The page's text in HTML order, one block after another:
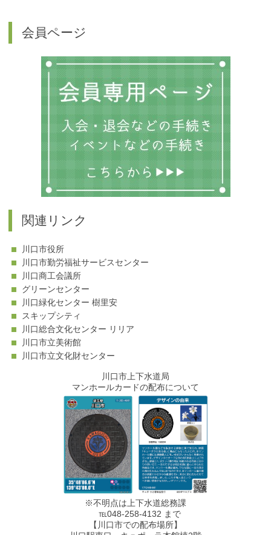
会員ページ
関連リンク
川口市役所
川口市勤労福祉サービスセンター
川口商工会議所
グリーンセンター
川口緑化センター 樹里安
スキップシティ
川口総合文化センター リリア
川口市立美術館
川口市立文化財センター
川口市上下水道局
マンホールカードの配布について
※不明点は上下水道総務課
℡048-258-4132 まで
【川口市での配布場所】